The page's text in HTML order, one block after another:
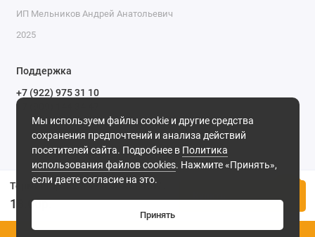
0
18.00р.
Мы используем файлы cookie и другие средства
сохранения предпочтений и анализа действий
посетителей сайта. Подробнее в Политика
использования файлов cookies. Нажмите «Принять»,
если даете согласие на это.
Принять
ИП Мельников Андрей Анатольевич
2025
Поддержка
+7 (922) 975 31 10
+7 (909) 144 34 47
пн-пт с 9-00 до 18-00 часов,
сб с 10-00 до 15-00 часов,
вс выходной
(MSK, UTC+3)